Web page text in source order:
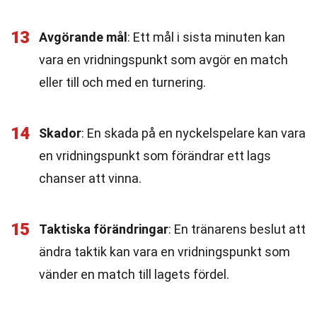
13 Avgörande mål : Ett mål i sista minuten kan
vara en vridningspunkt som avgör en match
eller till och med en turnering.
14 Skador: En skada på en nyckelspelare kan vara
en vridningspunkt som förändrar ett lags
chanser att vinna.
15 Taktiska förändringar: En tränarens beslut att
ändra taktik kan vara en vridningspunkt som
vänder en match till lagets fördel.